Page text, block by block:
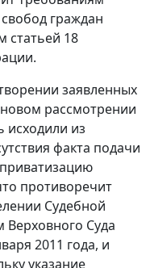
граждан
статьей 18
заявленных
рассмотрении
исходили из
факта подачи
противоречит
Судебной
Верховного Суда
2011 года, и
указание